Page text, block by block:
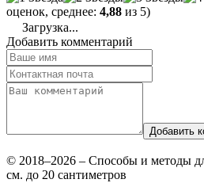
оценок, среднее: 4,88 из 5)
Загрузка...
Добавить комментарий
Добавить
© 2018–2026 – Способы и методы
см. до 20 сантиметров